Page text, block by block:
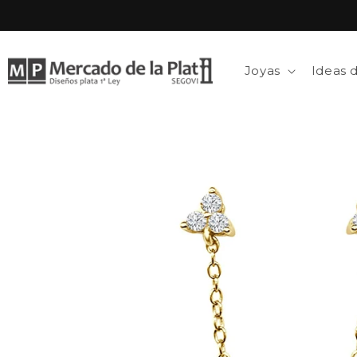
al contenido
Joyas Ideas